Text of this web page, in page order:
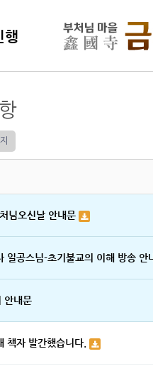
행
님오신날 안내문
일공스님-초기불교의 이해 방송 안
안내문
책자 발간했습니다.